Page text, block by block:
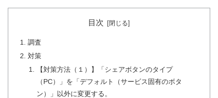
目次
調査
対策
【対策方法（１）】「シェアボタンのタイプ
（PC）」を「デフォルト（サービス固有のボタ
ン）」以外に変更する。